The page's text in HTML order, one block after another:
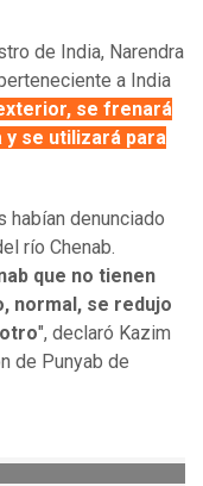
de India, Narendra
a India
se frenará
se utilizará para
habían denunciado
río Chenab.
que no tienen
normal, se redujo
", declaró Kazim
de Punyab de